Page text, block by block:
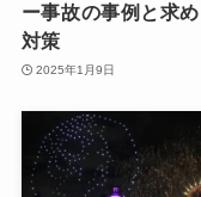
ー事故の事例と求
対策
2025年1月9日